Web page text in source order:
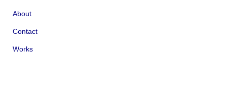
About
Contact
Works